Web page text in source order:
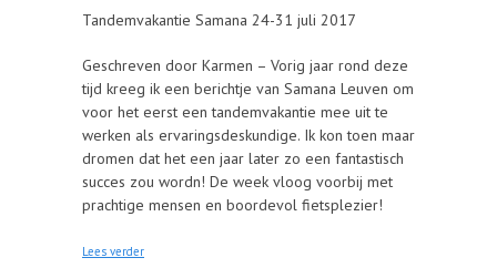
Tandemvakantie Samana 24-31 juli 2017
Geschreven door Karmen – Vorig jaar rond deze
tijd kreeg ik een berichtje van Samana Leuven om
voor het eerst een tandemvakantie mee uit te
werken als ervaringsdeskundige. Ik kon toen maar
dromen dat het een jaar later zo een fantastisch
succes zou wordn! De week vloog voorbij met
prachtige mensen en boordevol fietsplezier!
Lees verder